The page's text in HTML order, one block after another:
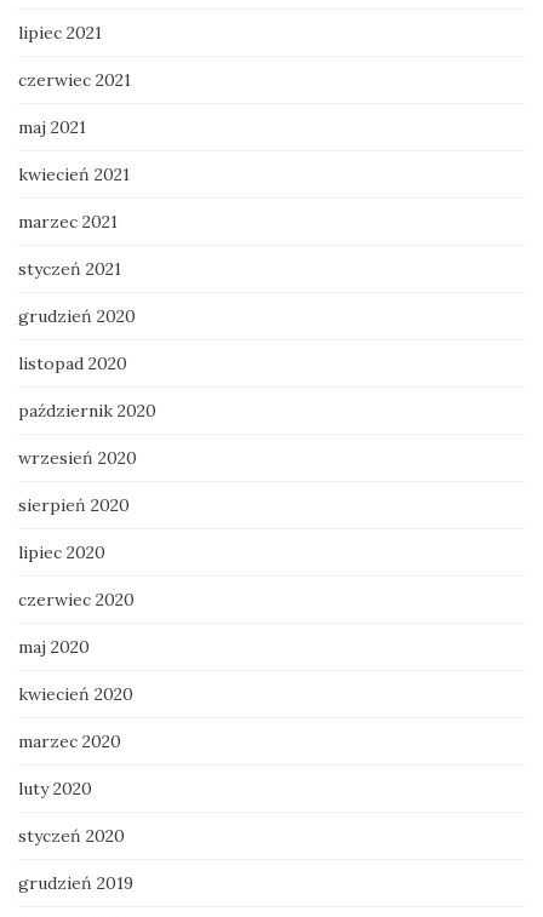
lipiec 2021
czerwiec 2021
maj 2021
kwiecień 2021
marzec 2021
styczeń 2021
grudzień 2020
listopad 2020
październik 2020
wrzesień 2020
sierpień 2020
lipiec 2020
czerwiec 2020
maj 2020
kwiecień 2020
marzec 2020
luty 2020
styczeń 2020
grudzień 2019